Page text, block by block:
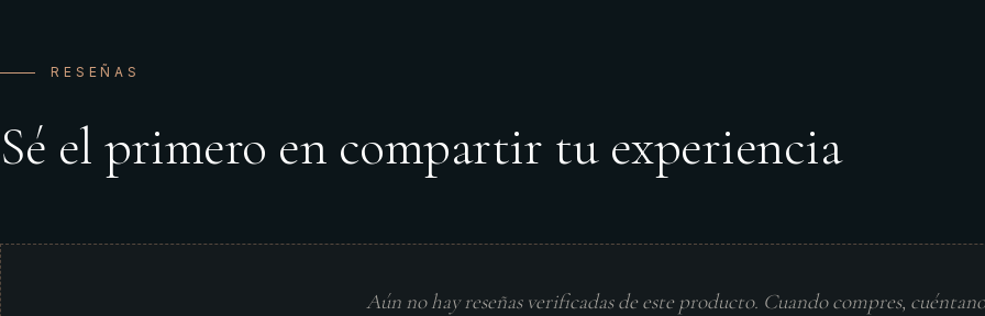
RESEÑAS
Sé el primero en compartir tu experiencia
Aún no hay reseñas verificadas de este producto. Cuando compres,